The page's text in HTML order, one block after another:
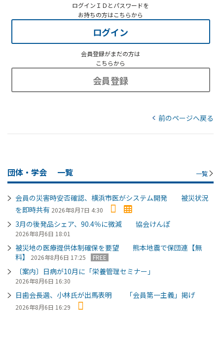
ログインＩＤとパスワードを
お持ちの方はこちらから
ログイン
会員登録がまだの方は
こちらから
会員登録
前のページへ戻る
団体・学会 一覧 一覧
会員の災害時安否確認、横浜市医がシステム開発 被災状況
を即時共有 2026年8月7日 4:30
3月の後発品シェア、90.4％に微減 協会けんぽ
2026年8月6日 18:01
被災地の医療提供体制確保を要望 熊本地震で保団連【無
料】
2026年8月6日 17:25 FREE
〔案内〕日病が10月に「栄養管理セミナー」
2026年8月6日 16:30
日歯会長選、小林氏が出馬表明 「会員第一主義」掲げ
2026年8月6日 16:29